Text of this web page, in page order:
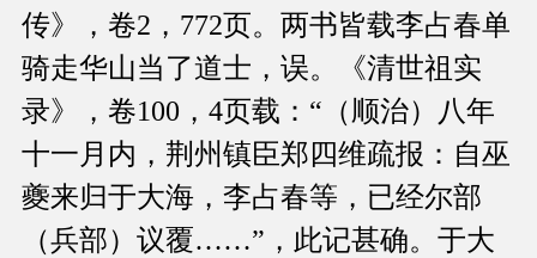
传》，卷2，772页。两书皆载李占春单
骑走华山当了道士，误。《清世祖实
录》，卷100，4页载：“（顺治）八年
十一月内，荆州镇臣郑四维疏报：自巫
夔来归于大海，李占春等，已经尔部
（兵部）议覆……”，此记甚确。于大